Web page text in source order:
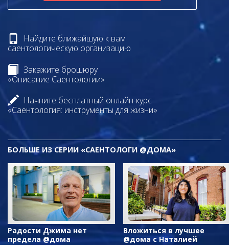
Найдите ближайшую к вам
саентологическую организацию
Закажите брошюру
«Описание Саентологии»
Начните бесплатный онлайн-курс
«Саентология: инструменты для жизни»
БОЛЬШЕ ИЗ СЕРИИ «САЕНТОЛОГИ @ДОМА»
Радости Джима нет
предела @дома
Вложиться в лучшее
@дома с Наталией